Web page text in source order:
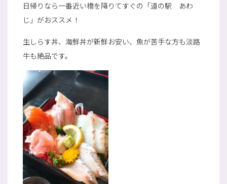
日帰りなら一番近い橋を降りてすぐの「道の駅 あわ
じ」がおススメ！
生しらす丼、海鮮丼が新鮮お安い、魚が苦手な方も淡路
牛も絶品です。